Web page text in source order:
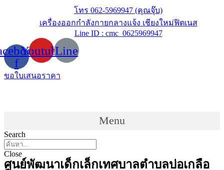
โทร 062-5969947 (คุณจุ๊บ)
เครื่องออกกำลังกายกลางแจ้ง เชียงใหม่ฟิตเนส
Line ID : cmc_0625969947
f
YoutubeLine
ขอใบเสนอราคา
Menu
Search
Close
ศูนย์พัฒนาเด็กเล็กเทศบาลตำบลบ่อเกลือ